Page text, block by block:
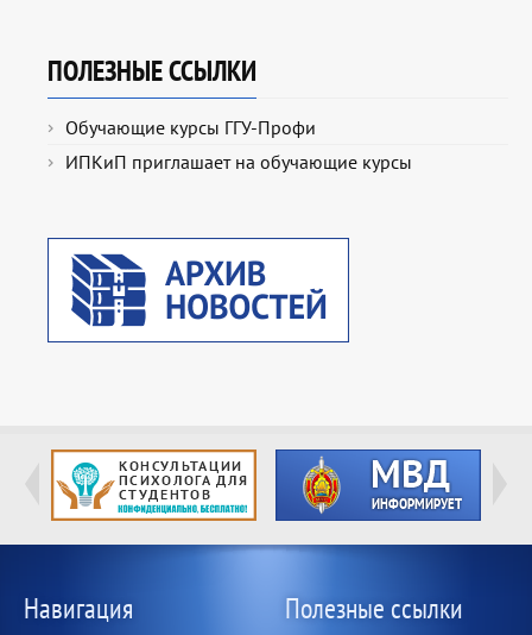
ПОЛЕЗНЫЕ ССЫЛКИ
Обучающие курсы ГГУ-Профи
ИПКиП приглашает на обучающие курсы
Навигация Полезные ссылки